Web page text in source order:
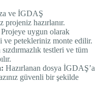
ve İGDAŞ
hazırlanır.
Projeye uygun olarak
ve petekleriniz monte edilir.
sızdırmazlık testleri ve tüm
Hazırlanan dosya İGDAŞ’a
güvenli bir şekilde